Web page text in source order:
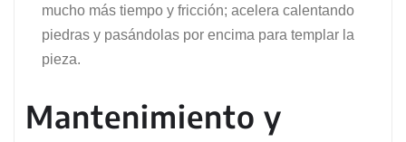
mucho más tiempo y fricción; acelera calentando
piedras y pasándolas por encima para templar la
pieza.
Mantenimiento y